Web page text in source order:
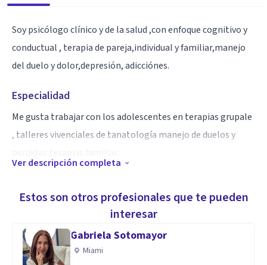
Soy psicólogo clínico y de la salud ,con enfoque cognitivo y
conductual , terapia de pareja,individual y familiar,manejo
del duelo y dolor,depresión, adicciónes.
Especialidad
Me gusta trabajar con los adolescentes en terapias grupale
, talleres vivenciales de tanatología manejo de duelos y
MAESTRIA EN INSTITUTO MIHJEL DE CERVNATES
SAAVEDRA PSICOLIGIA CLINICA Y DE LA SALUD.
Licenciatura en psicología en la UNAM
SEMINARIO MULTIDISCIPLINARIO EN LOS CUIADOS
Ver descripción completa
Estos son otros profesionales que te pueden
interesar
Gabriela Sotomayor
Miami